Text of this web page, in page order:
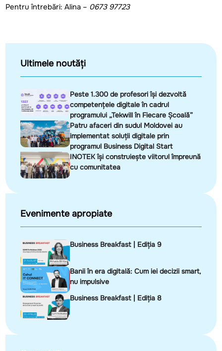
Pentru întrebări: Alina – 0673 97723
Ultimele noutăți
Peste 1.300 de profesori își dezvoltă
competențele digitale în cadrul
programului „Tekwill în Fiecare Școală”
Patru afaceri din sudul Moldovei au
implementat soluții digitale prin
programul Business Digital Start
INOTEK își construiește viitorul împreună
cu comunitatea
Evenimente apropiate
Business Breakfast | Ediția 9
Banii în era digitală: Cum iei decizii smart,
nu impulsive
Business Breakfast | Ediția 8